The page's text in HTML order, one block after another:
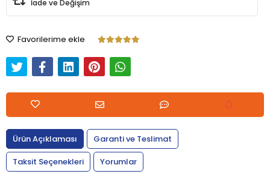
İade ve Değişim
Favorilerime ekle
Ürün Açıklaması
Garanti ve Teslimat
Taksit Seçenekleri
Yorumlar